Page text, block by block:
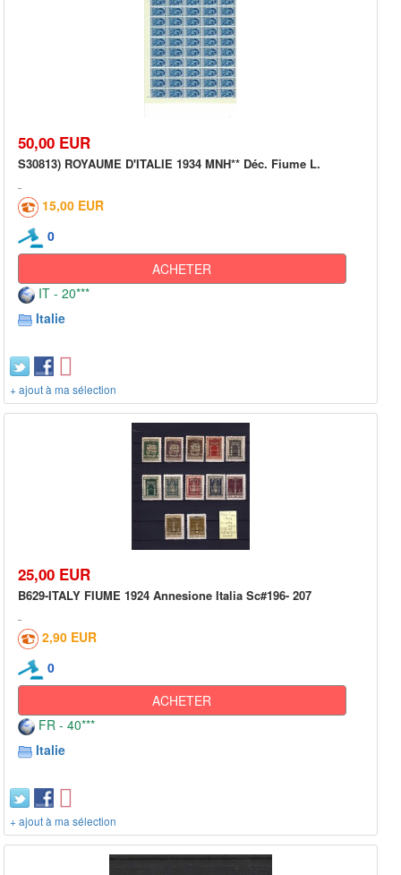
50,00 EUR
S30813) ROYAUME D'ITALIE 1934 MNH** Déc. Fiume L.
15,00 EUR
0
ACHETER
IT - 20***
Italie
+ ajout à ma sélection
25,00 EUR
B629-ITALY FIUME 1924 Annesione Italia Sc#196- 207
2,90 EUR
0
ACHETER
FR - 40***
Italie
+ ajout à ma sélection